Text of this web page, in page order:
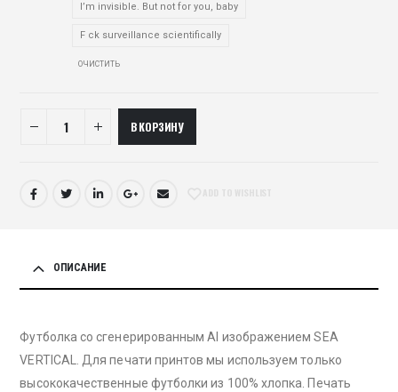
I’m invisible. But not for you, baby
F ck surveillance scientifically
ОЧИСТИТЬ
В КОРЗИНУ
ОПИСАНИЕ
Футболка со сгенерированным AI изображением SEA
VERTICAL. Для печати принтов мы используем только
высококачественные футболки из 100% хлопка. Печать